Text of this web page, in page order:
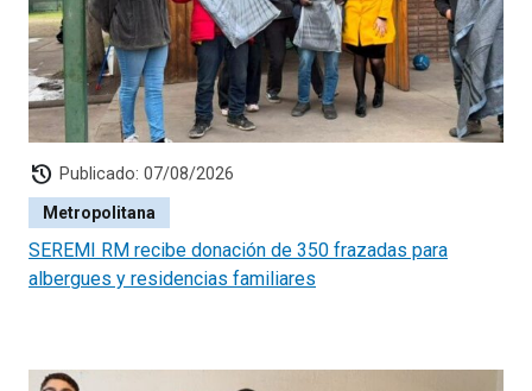
history Publicado: 07/08/2026
Metropolitana
SEREMI RM recibe donación de 350 frazadas para
albergues y residencias familiares